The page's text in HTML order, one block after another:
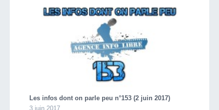
Les infos dont on parle peu n°153 (2 juin 2017)
3 juin 2017